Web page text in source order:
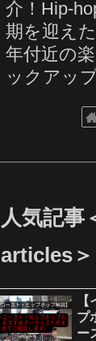
介！Hip-
期を迎え
年付近の
ックアップ
人気記事
articles＞
プ
ー